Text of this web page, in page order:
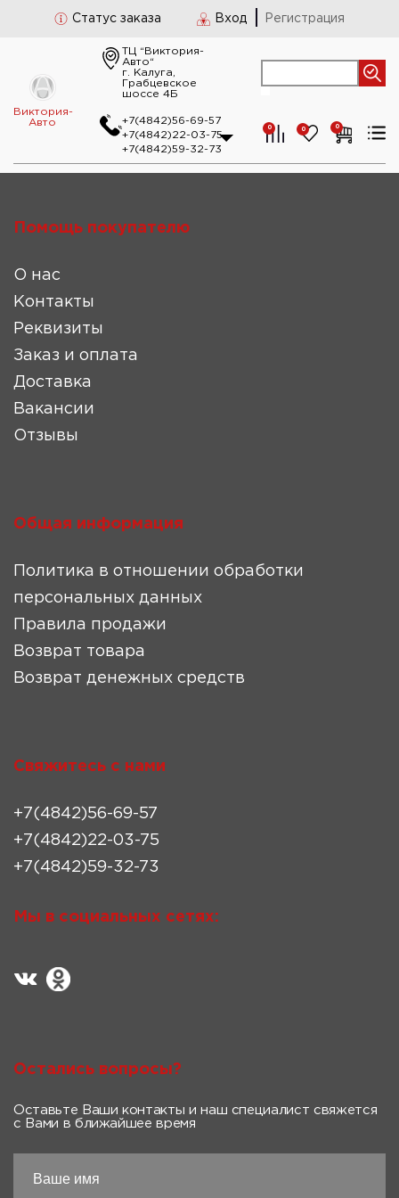
Статус заказа Вход Регистрация
Виктория-
Авто
ТЦ “Виктория-
Авто“
г. Калуга,
Грабцевское
шоссе 4Б
+7(4842)56-69-57
+7(4842)22-03-75
+7(4842)59-32-73
0 0 0
Помощь покупателю
О нас
Контакты
Реквизиты
Заказ и оплата
Доставка
Вакансии
Отзывы
Общая информация
Политика в отношении обработки
персональных данных
Правила продажи
Возврат товара
Возврат денежных средств
Свяжитесь с нами
+7(4842)56-69-57
+7(4842)22-03-75
+7(4842)59-32-73
Мы в социальных сетях:
Остались вопросы?
Оставьте Ваши контакты и наш специалист свяжется
с Вами в ближайшее время